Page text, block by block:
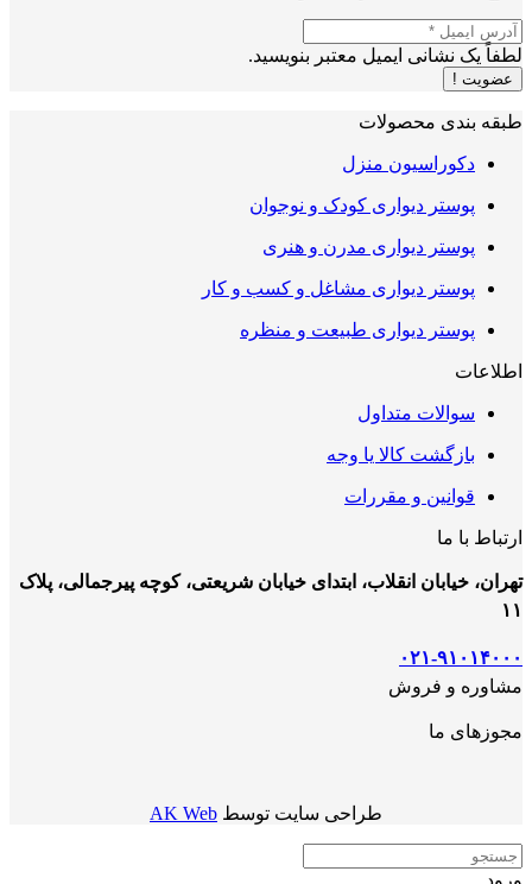
لطفاً یک نشانی ایمیل معتبر بنویسید.
عضویت !
طبقه بندی محصولات
دکوراسیون منزل
پوستر دیواری کودک و نوجوان
پوستر دیواری مدرن و هنری
پوستر دیواری مشاغل و کسب و کار
پوستر دیواری طبیعت و منظره
اطلاعات
سوالات متداول
بازگشت کالا یا وجه
قوانین و مقررات
ارتباط با ما
تهران، خیابان انقلاب، ابتدای خیابان شریعتی، کوچه پیرجمالی، پلاک
۱۱
۰۲۱-۹۱۰۱۴۰۰۰
مشاوره و فروش
مجوزهای ما
طراحی سایت توسط AK Web